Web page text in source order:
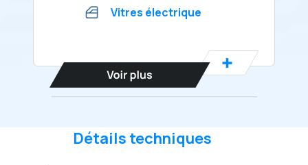
Vitres électrique
Détails techniques